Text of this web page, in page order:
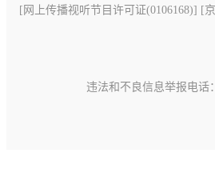
[ 网上传播视听节目许可证(0106168)] [
违法和不良信息举报电话